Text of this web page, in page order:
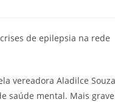
vereadora Aladilce Souza
saúde mental. Mais grave